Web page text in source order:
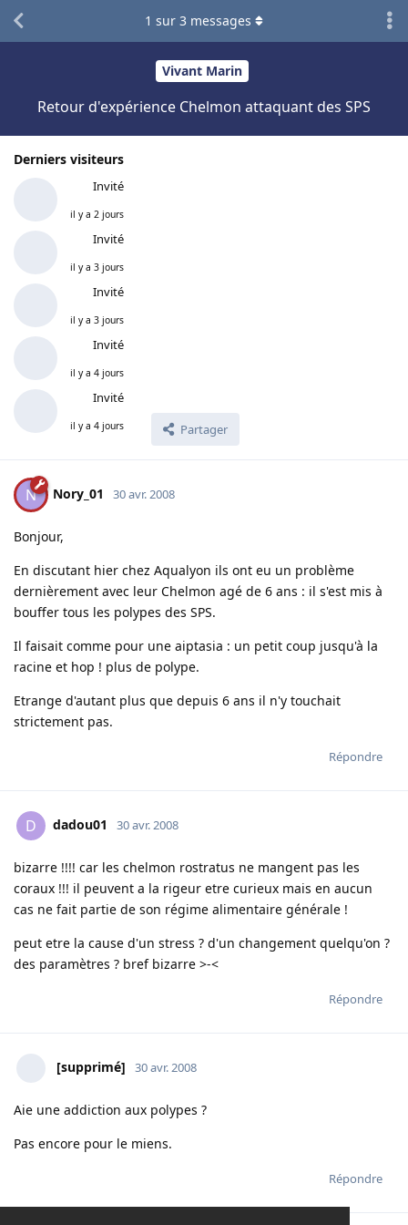
Vivant Marin
Retour d'expérience Chelmon attaquant des SPS
Derniers visiteurs
Invité
il y a 2 jours
Invité
il y a 3 jours
Invité
il y a 3 jours
Invité
il y a 4 jours
Invité
il y a 4 jours Partager
1 sur 3 messages
N Nory_01 30 avr. 2008
Bonjour,
En discutant hier chez Aqualyon ils ont eu un problème
dernièrement avec leur Chelmon agé de 6 ans : il s'est mis à
bouffer tous les polypes des SPS.
Il faisait comme pour une aiptasia : un petit coup jusqu'à la
racine et hop ! plus de polype.
Etrange d'autant plus que depuis 6 ans il n'y touchait
strictement pas.
Répondre
D dadou01 30 avr. 2008
bizarre !!!! car les chelmon rostratus ne mangent pas les
coraux !!! il peuvent a la rigeur etre curieux mais en aucun
cas ne fait partie de son régime alimentaire générale !
peut etre la cause d'un stress ? d'un changement quelqu'on ?
des paramètres ? bref bizarre >-<
Répondre
[supprimé] 30 avr. 2008
Aie une addiction aux polypes ?
Pas encore pour le miens.
Répondre